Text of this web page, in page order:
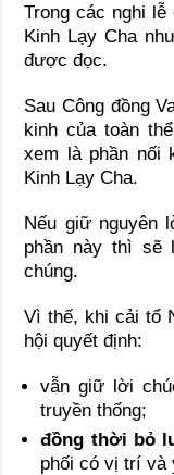
Trong các nghi
Kinh Lạy Cha
được đọc.
Sau Công đồng
kinh của toàn
xem là phần nối
Kinh Lạy Cha.
Nếu giữ nguyên
phần này thì sẽ
chúng.
Vì thế, khi cải tổ
hội quyết định:
vẫn giữ lời
truyền thống;
đồng thời bỏ
phối có vị trí và